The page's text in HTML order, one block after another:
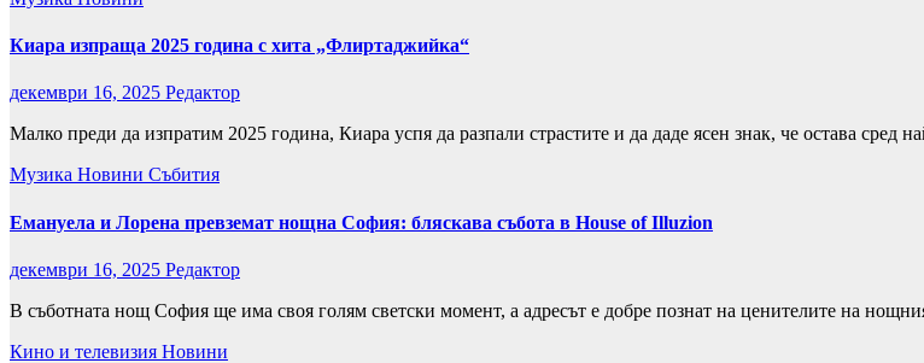
Киара изпраща 2025 година с хита „Флиртаджийка“
декември 16, 2025 Редактор
Малко преди да изпратим 2025 година, Киара успя да разпали страстите и да даде ясен знак, че остава
Музика Новини Събития
Емануела и Лорена превземат нощна София: бляскава събота в House of Illuzion
декември 16, 2025 Редактор
В съботната нощ София ще има своя голям светски момент, а адресът е добре познат на ценителите на
Кино и телевизия Новини